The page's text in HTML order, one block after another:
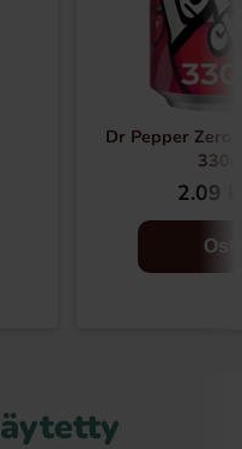
Dr Pepper Zero
2.09